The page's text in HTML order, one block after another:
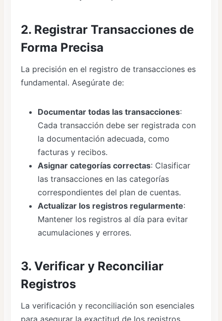
2. Registrar Transacciones de
Forma Precisa
La precisión en el registro de transacciones es
fundamental. Asegúrate de:
Documentar todas las transacciones:
Cada transacción debe ser registrada con
la documentación adecuada, como
facturas y recibos.
Asignar categorías correctas: Clasificar
las transacciones en las categorías
correspondientes del plan de cuentas.
Actualizar los registros regularmente:
Mantener los registros al día para evitar
acumulaciones y errores.
3. Verificar y Reconciliar
Registros
La verificación y reconciliación son esenciales
para asegurar la exactitud de los registros